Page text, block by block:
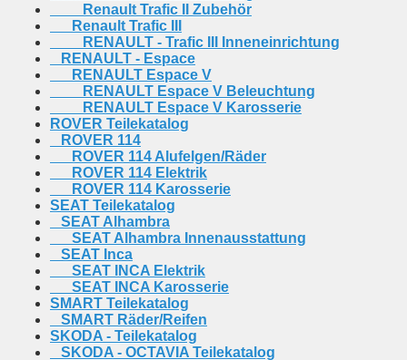
Renault Trafic II Zubehör
Renault Trafic III
RENAULT - Trafic III Inneneinrichtung
RENAULT - Espace
RENAULT Espace V
RENAULT Espace V Beleuchtung
RENAULT Espace V Karosserie
ROVER Teilekatalog
ROVER 114
ROVER 114 Alufelgen/Räder
ROVER 114 Elektrik
ROVER 114 Karosserie
SEAT Teilekatalog
SEAT Alhambra
SEAT Alhambra Innenausstattung
SEAT Inca
SEAT INCA Elektrik
SEAT INCA Karosserie
SMART Teilekatalog
SMART Räder/Reifen
SKODA - Teilekatalog
SKODA - OCTAVIA Teilekatalog